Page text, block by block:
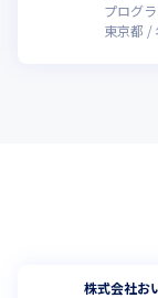
プログ
東京都
株式会社お